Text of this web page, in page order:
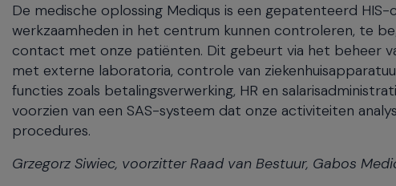
De medische oplossing Mediqus is een gepatenteerd
werkzaamheden in het centrum kunnen controleren, te
contact met onze patiënten. Dit gebeurt via het beheer
met externe laboratoria, controle van
functies zoals betalingsverwerking, HR en
voorzien van een SAS-systeem dat onze activiteiten
procedures.
Grzegorz Siwiec, voorzitter Raad van Bestuur, Gabos